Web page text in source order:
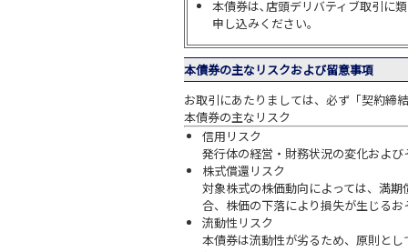
本債券は､店頭デリバティブ取引に
申し込みください。
本債券の主なリスクおよび留意事項
お取引にあたりましては、必ず「契約締
本債券の主なリスク
信用リスク
発行体の経営・財務状況の変化およ
株式償還リスク
対象株式の株価動向によっては、満
合、株価の下落により損失が生じるお
流動性リスク
本債券は流動性が劣るため、原則とし